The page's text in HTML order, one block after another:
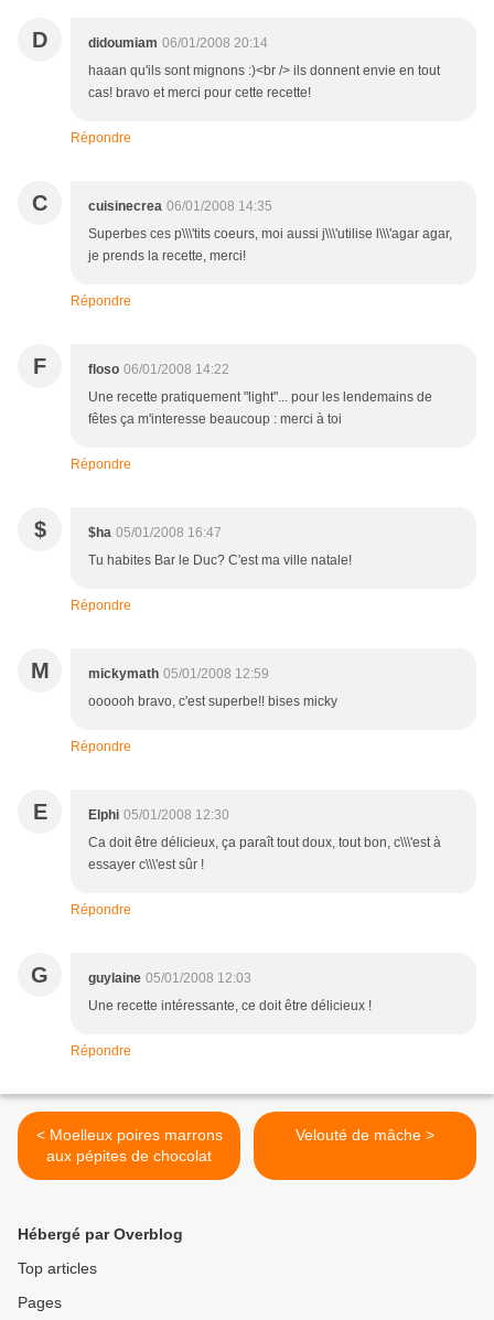
D didoumiam 06/01/2008 20:14
haaan qu'ils sont mignons :)<br /> ils donnent envie en tout
cas! bravo et merci pour cette recette!
Répondre
C cuisinecrea 06/01/2008 14:35
Superbes ces p\\\'tits coeurs, moi aussi j\\\'utilise l\\\'agar agar,
je prends la recette, merci!
Répondre
F floso 06/01/2008 14:22
Une recette pratiquement "light"... pour les lendemains de
fêtes ça m'interesse beaucoup : merci à toi
Répondre
$ $ha 05/01/2008 16:47
Tu habites Bar le Duc? C'est ma ville natale!
Répondre
M mickymath 05/01/2008 12:59
oooooh bravo, c'est superbe!! bises micky
Répondre
E Elphi 05/01/2008 12:30
Ca doit être délicieux, ça paraît tout doux, tout bon, c\\\'est à
essayer c\\\'est sûr !
Répondre
G guylaine 05/01/2008 12:03
Une recette intéressante, ce doit être délicieux !
Répondre
< Moelleux poires marrons
aux pépites de chocolat
Velouté de mâche >
Hébergé par Overblog
Top articles
Pages